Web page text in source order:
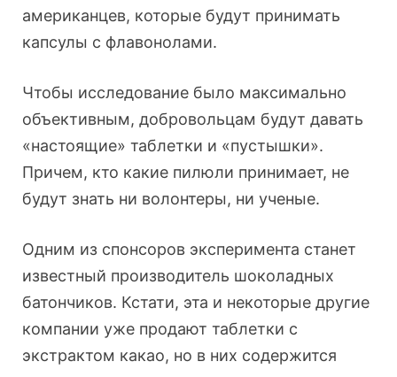
американцев, которые будут принимать
капсулы с флавонолами.
Чтобы исследование было максимально
объективным, добровольцам будут давать
«настоящие» таблетки и «пустышки».
Причем, кто какие пилюли принимает, не
будут знать ни волонтеры, ни ученые.
Одним из спонсоров эксперимента станет
известный производитель шоколадных
батончиков. Кстати, эта и некоторые другие
компании уже продают таблетки с
экстрактом какао, но в них содержится